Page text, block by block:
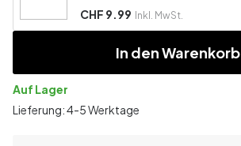
CHF 9.99 Inkl. MwSt.
In den Warenkorb
Auf Lager
Lieferung: 4-5 Werktage